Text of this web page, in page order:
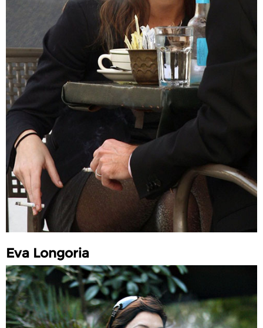
Eva Longoria